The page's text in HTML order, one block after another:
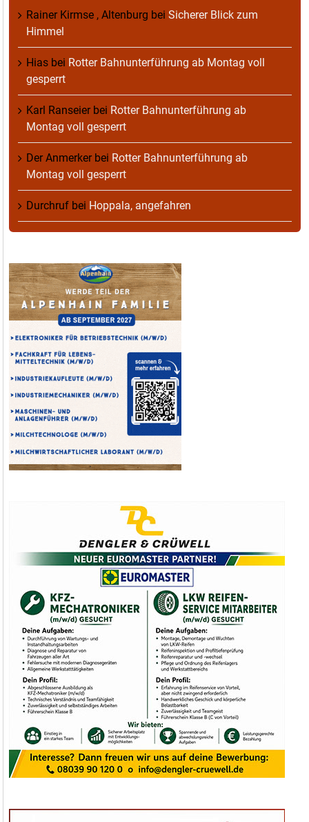
Rainer Kirmse , Altenburg bei Sicherer Blick zum
Himmel
Hias bei Rotter Bahnunterführung ab Montag voll
gesperrt
Karl Ranseierbei Rotter Bahnunterführung ab
Montag voll gesperrt
Der Anmerkerbei Rotter Bahnunterführung ab
Montag voll gesperrt
Durchruf bei Hoppala, angefahren